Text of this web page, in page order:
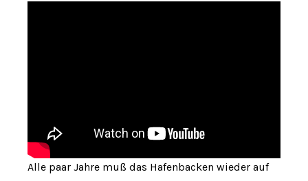
Alle paar Jahre muß das Hafenbacken wieder auf